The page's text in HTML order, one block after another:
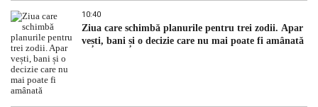
10:40
Ziua care schimbă planurile pentru trei zodii. Apar
vești, bani și o decizie care nu mai poate fi amânată